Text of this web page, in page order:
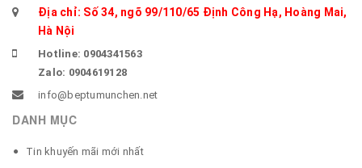
Địa chỉ: Số 34, ngõ 99/110/65 Định Công Hạ, Hoàng Mai,
Hà Nội
Hotline: 0904341563
Zalo: 0904619128
info@beptumunchen.net
DANH MỤC
Tin khuyến mãi mới nhất